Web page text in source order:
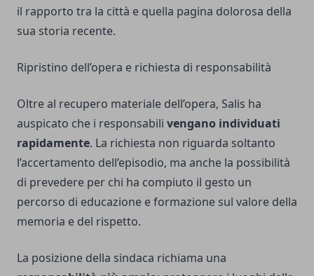
il rapporto tra la città e quella pagina dolorosa della
sua storia recente.
Ripristino dell’opera e richiesta di responsabilità
Oltre al recupero materiale dell’opera, Salis ha
auspicato che i responsabili vengano individuati
rapidamente. La richiesta non riguarda soltanto
l’accertamento dell’episodio, ma anche la possibilità
di prevedere per chi ha compiuto il gesto un
percorso di educazione e formazione sul valore della
memoria e del rispetto.
La posizione della sindaca richiama una